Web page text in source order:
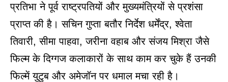
प्रतिभा ने पूर्व राष्ट्रपतियों और मुख्यमंत्रियों से प्रशंसा
प्राप्त की है। सचिन गुप्ता बतौर निर्देश धर्मेंद्र, श्वेता
तिवारी, सीमा पाहवा, जरीना वहाब और संजय मिश्रा जैसे
फिल्म के दिग्गज कलाकारों के साथ काम कर चुके हैं उनकी
फिल्में युटुब और अमेजॉन पर धमाल मचा रही है।